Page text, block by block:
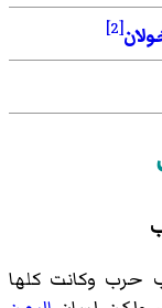
[2]
حرب وكانت كلها